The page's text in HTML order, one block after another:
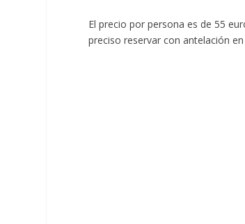
El precio por persona es de 55
preciso reservar con antelación